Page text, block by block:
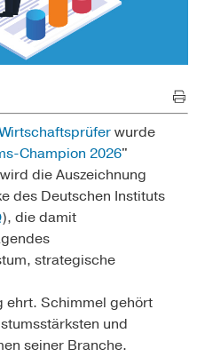
wurde
Champion 2026"
die Auszeichnung
des Deutschen Instituts
), die damit
strategische
ehrt. Schimmel gehört
und
seiner Branche.